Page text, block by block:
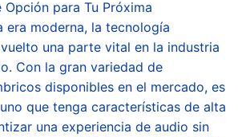
Opción para Tu Próxima
era moderna, la tecnología
una parte vital en la industria
Con la gran variedad de
disponibles en el mercado, es
que tenga características de alta
una experiencia de audio sin